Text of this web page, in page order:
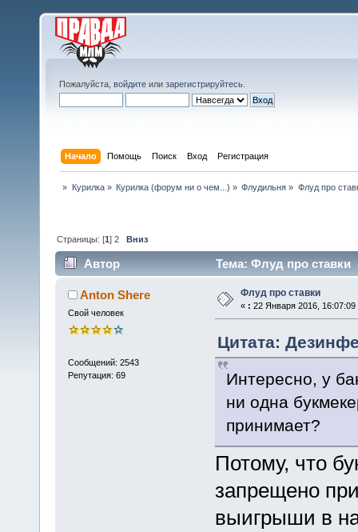
Пожалуйста, войдите или зарегистрируйтесь
Начало Помощь Поиск Вход Регистрация
» Курилка» Курилка (форум ни о чем...) » Флудильня » Флуд про
Страницы: [1]2 Вниз
Автор Тема: Флуд про ставки
Anton Shere
Свой человек
Сообщений: 2543
Репутация: 69
Флуд про ставки
« : 22 Января 2016, 16:07:09
Цитата:
Интересно, у
ни одна
принимает?
Потому, что
запрещено
выигрыши в